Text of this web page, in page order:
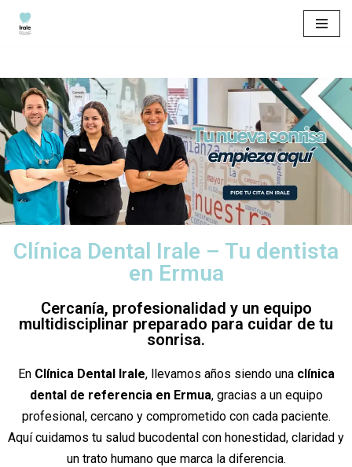
contenido
Clínica Dental Irale – Tu dentista
en Ermua
Cercanía, profesionalidad y un equipo
multidisciplinar preparado para cuidar de tu
sonrisa.
En Clínica Dental Irale, llevamos años siendo una clínica
dental de referencia en Ermua, gracias a un equipo
profesional, cercano y comprometido con cada paciente.
Aquí cuidamos tu salud bucodental con honestidad, claridad y
un trato humano que marca la diferencia.